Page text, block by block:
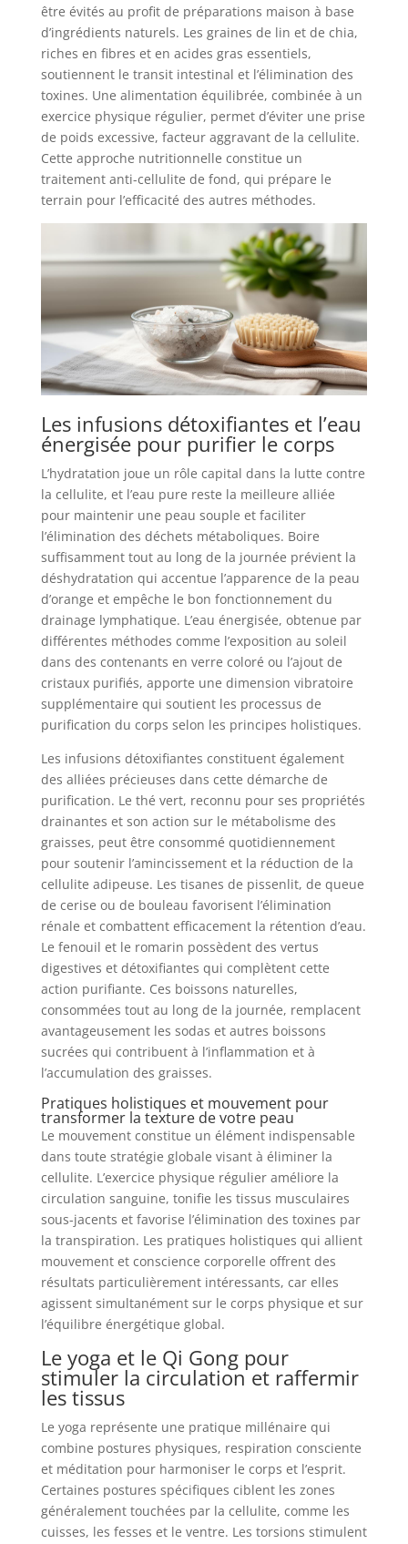
être évités au profit de préparations maison à base
d’ingrédients naturels. Les graines de lin et de chia,
riches en fibres et en acides gras essentiels,
soutiennent le transit intestinal et l’élimination des
toxines. Une alimentation équilibrée, combinée à un
exercice physique régulier, permet d’éviter une prise
de poids excessive, facteur aggravant de la cellulite.
Cette approche nutritionnelle constitue un
traitement anti-cellulite de fond, qui prépare le
terrain pour l’efficacité des autres méthodes.
Les infusions détoxifiantes et l’eau
énergisée pour purifier le corps
L’hydratation joue un rôle capital dans la lutte contre
la cellulite, et l’eau pure reste la meilleure alliée
pour maintenir une peau souple et faciliter
l’élimination des déchets métaboliques. Boire
suffisamment tout au long de la journée prévient la
déshydratation qui accentue l’apparence de la peau
d’orange et empêche le bon fonctionnement du
drainage lymphatique. L’eau énergisée, obtenue par
différentes méthodes comme l’exposition au soleil
dans des contenants en verre coloré ou l’ajout de
cristaux purifiés, apporte une dimension vibratoire
supplémentaire qui soutient les processus de
purification du corps selon les principes holistiques.
Les infusions détoxifiantes constituent également
des alliées précieuses dans cette démarche de
purification. Le thé vert, reconnu pour ses propriétés
drainantes et son action sur le métabolisme des
graisses, peut être consommé quotidiennement
pour soutenir l’amincissement et la réduction de la
cellulite adipeuse. Les tisanes de pissenlit, de queue
de cerise ou de bouleau favorisent l’élimination
rénale et combattent efficacement la rétention d’eau.
Le fenouil et le romarin possèdent des vertus
digestives et détoxifiantes qui complètent cette
action purifiante. Ces boissons naturelles,
consommées tout au long de la journée, remplacent
avantageusement les sodas et autres boissons
sucrées qui contribuent à l’inflammation et à
l’accumulation des graisses.
Pratiques holistiques et mouvement pour
transformer la texture de votre peau
Le mouvement constitue un élément indispensable
dans toute stratégie globale visant à éliminer la
cellulite. L’exercice physique régulier améliore la
circulation sanguine, tonifie les tissus musculaires
sous-jacents et favorise l’élimination des toxines par
la transpiration. Les pratiques holistiques qui allient
mouvement et conscience corporelle offrent des
résultats particulièrement intéressants, car elles
agissent simultanément sur le corps physique et sur
l’équilibre énergétique global.
Le yoga et le Qi Gong pour
stimuler la circulation et raffermir
les tissus
Le yoga représente une pratique millénaire qui
combine postures physiques, respiration consciente
et méditation pour harmoniser le corps et l’esprit.
Certaines postures spécifiques ciblent les zones
généralement touchées par la cellulite, comme les
cuisses, les fesses et le ventre. Les torsions stimulent